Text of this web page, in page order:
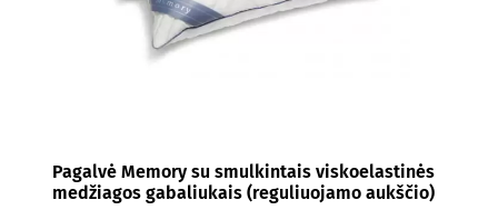
Pagalvė Memory su smulkintais viskoelastinės
medžiagos gabaliukais (reguliuojamo aukščio)